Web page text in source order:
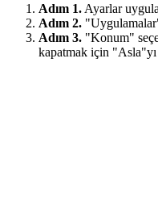
Adım 1. Ayarlar
Adım 2.
Adım 3. "Konum"
kapatmak için "Asla"yı